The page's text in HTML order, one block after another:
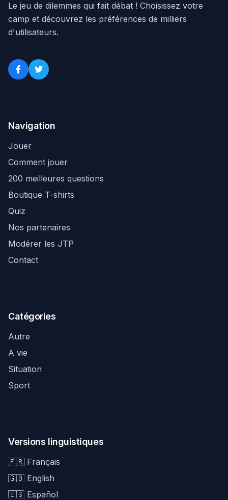
Le jeu de dilemmes qui fait débat ! Choisissez votre
camp et découvrez les préférences de milliers
d'utilisateurs.
Navigation
Jouer
Comment jouer
200 meilleures questions
Boutique T-shirts
Quiz
Nos partenaires
Modérer les JTP
Contact
Catégories
Autre
A vie
Situation
Sport
Versions linguistiques
🇫🇷 Français
🇬🇧 English
🇪🇸 Español